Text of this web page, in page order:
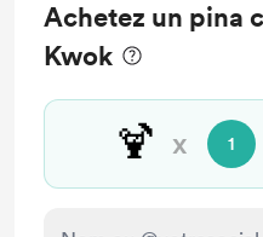
Achetez un pina
Kwok
🍹 x 1